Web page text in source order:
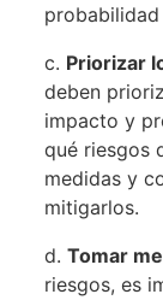
c. Priorizar
deben
impacto y
qué riesgos
medidas y
mitigarlos.
d. Tomar
riesgos, es